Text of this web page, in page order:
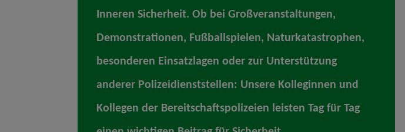
Inneren Sicherheit. Ob bei Großveranstaltungen,
Demonstrationen, Fußballspielen, Naturkatastrophen,
besonderen Einsatzlagen oder zur Unterstützung
anderer Polizeidienststellen: Unsere Kolleginnen und
Kollegen der Bereitschaftspolizeien leisten Tag für Tag